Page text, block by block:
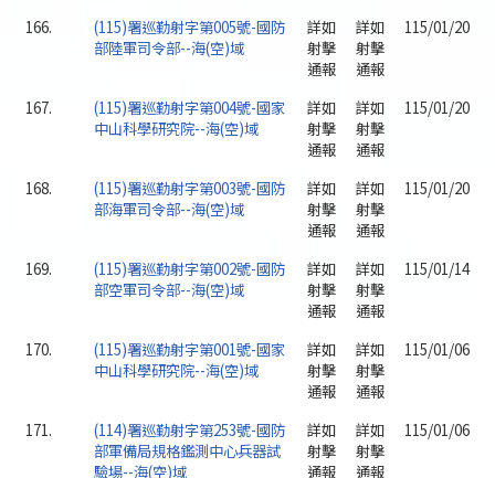
166.
(115)署巡勤射字第005號-國防
部陸軍司令部--海(空)域
詳如
射擊
通報
詳如
射擊
通報
115/01/20
167.
(115)署巡勤射字第004號-國家
中山科學研究院--海(空)域
詳如
射擊
通報
詳如
射擊
通報
115/01/20
168.
(115)署巡勤射字第003號-國防
部海軍司令部--海(空)域
詳如
射擊
通報
詳如
射擊
通報
115/01/20
169.
(115)署巡勤射字第002號-國防
部空軍司令部--海(空)域
詳如
射擊
通報
詳如
射擊
通報
115/01/14
170.
(115)署巡勤射字第001號-國家
中山科學研究院--海(空)域
詳如
射擊
通報
詳如
射擊
通報
115/01/06
171.
(114)署巡勤射字第253號-國防
部軍備局規格鑑測中心兵器試
驗場--海(空)域
詳如
射擊
通報
詳如
射擊
通報
115/01/06